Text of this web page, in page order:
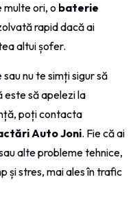
multe ori, o baterie
rapid dacă ai
altui șofer.
nu te simți sigur să
este să apelezi la
poți contacta
Auto Joni. Fie că ai
alte probleme tehnice,
și stres, mai ales în trafic